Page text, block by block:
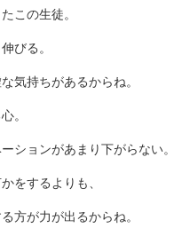
この生徒。
びる。
気持ちがあるからね。
。
ションがあまり下がらない。
をするよりも、
方が力が出るからね。